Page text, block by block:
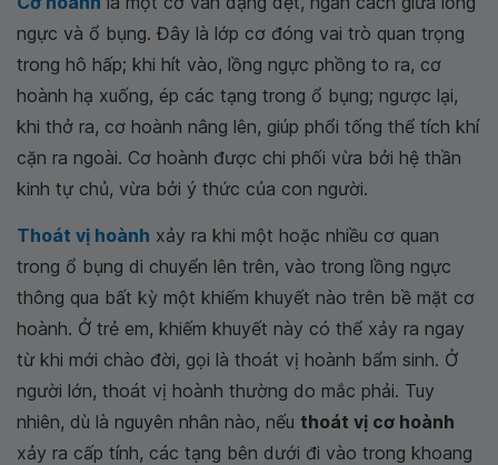
ngực và ổ bụng. Đây là lớp cơ đóng vai trò quan trọng
trong hô hấp; khi hít vào, lồng ngực phồng to ra, cơ
hoành hạ xuống, ép các tạng trong ổ bụng; ngược lại,
khi thở ra, cơ hoành nâng lên, giúp phổi tống thể tích khí
cặn ra ngoài. Cơ hoành được chi phối vừa bởi hệ thần
kinh tự chủ, vừa bởi ý thức của con người.
Thoát vị hoành xảy ra khi một hoặc nhiều cơ quan
trong ổ bụng di chuyển lên trên, vào trong lồng ngực
thông qua bất kỳ một khiếm khuyết nào trên bề mặt cơ
hoành. Ở trẻ em, khiếm khuyết này có thể xảy ra ngay
từ khi mới chào đời, gọi là thoát vị hoành bẩm sinh. Ở
người lớn, thoát vị hoành thường do mắc phải. Tuy
nhiên, dù là nguyên nhân nào, nếu thoát vị cơ hoành
xảy ra cấp tính, các tạng bên dưới đi vào trong khoang